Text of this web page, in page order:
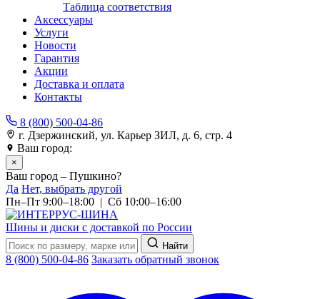
Таблица соответствия
Аксессуары
Услуги
Новости
Гарантия
Акции
Доставка и оплата
Контакты
8 (800) 500-04-86
г. Дзержинский, ул. Карьер ЗИЛ, д. 6, стр. 4
Ваш город:
×
Ваш город – Пушкино?
Да Нет, выбрать другой
Пн–Пт 9:00–18:00 | Сб 10:00–16:00
Шины и диски с доставкой по России
Найти
8 (800) 500-04-86 Заказать обратный звонок